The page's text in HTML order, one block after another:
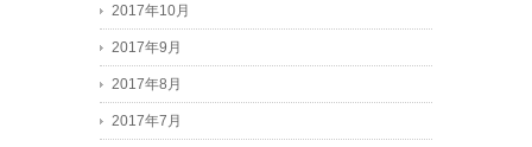
2017年10月
2017年9月
2017年8月
2017年7月